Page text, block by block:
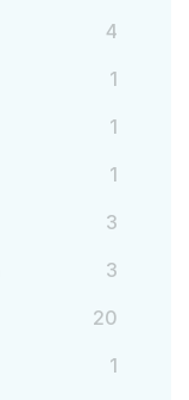
4
1
1
1
3
3
20
1